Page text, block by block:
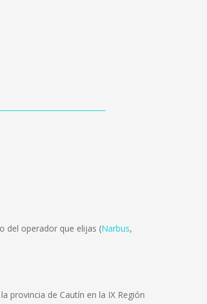
del operador que elijas (Narbus,
provincia de Cautín en la IX Región